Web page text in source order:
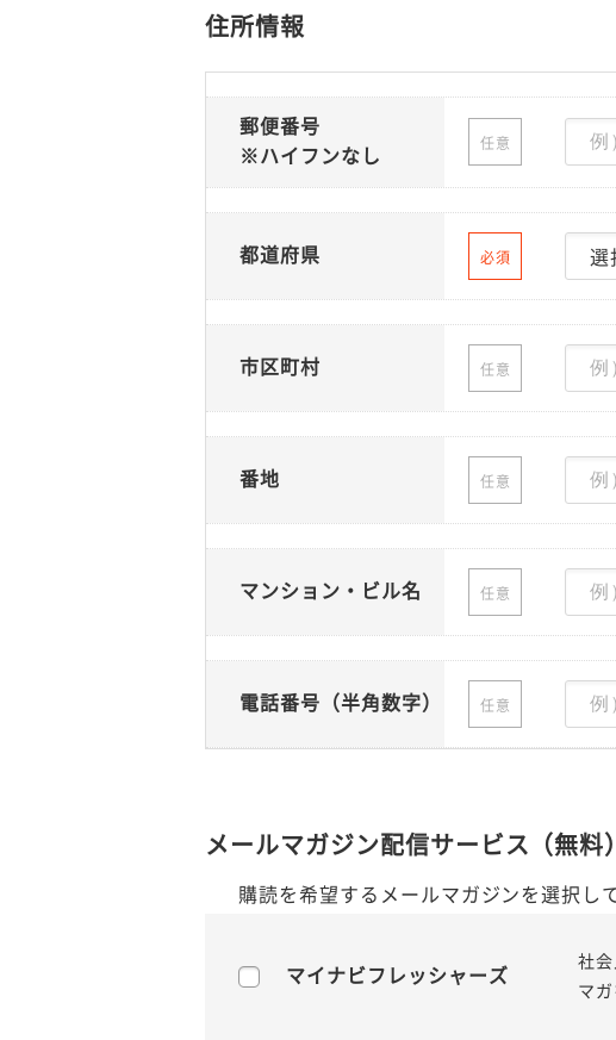
住所情報
郵便番号
※ハイフンなし
任意
都道府県 必須
市区町村 任意
番地 任意
マンション・ビル名 任意
電話番号（半角数字） 任意
メールマガジン配信サービス（無料
購読を希望するメールマガジンを選択し
マイナビフレッシャーズ
社
マガ